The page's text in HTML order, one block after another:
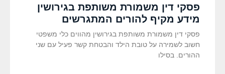
פסקי דין משמורת משותפת בגירושין
מידע מקיף להורים המתגרשים
פסקי דין משמורת משותפת בגירושין מהווים כלי משפטי
חשוב לשמירה על טובת הילד והבטחת קשר פעיל עם שני
ההורים. בסילו